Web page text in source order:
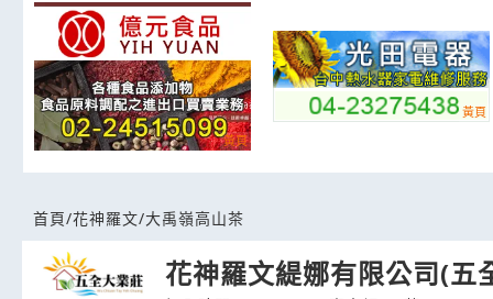
首頁/花神羅文/大禹嶺高山茶
花神羅文緹娜有限公司(五